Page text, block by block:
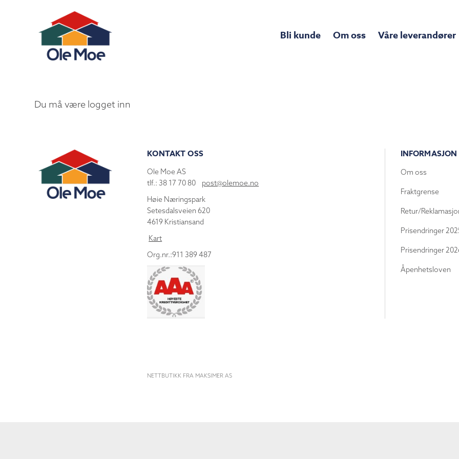
Bli kunde Om oss Våre leverandører
Du må være logget inn
KONTAKT OSS
Ole Moe AS
tlf.: 38 17 70 80 post@olemoe.no
Høie Næringspark
Setesdalsveien 620
4619 Kristiansand
Kart
Org.nr.:911 389 487
INFORMASJON
Om oss
Fraktgrense
Retur/
Prisendringer
Prisendringer
Åpenhetsloven
NETTBUTIKK FRA MAKSIMER AS